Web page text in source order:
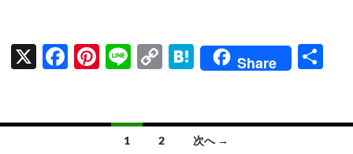
X
F
b
Pi
es
Li
C
y
H
n
Share
1 2 次へ →